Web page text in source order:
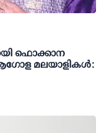
ഫൊക്കാന
മലയാളികൾ: